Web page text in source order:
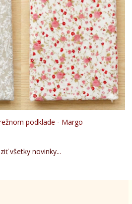
podklade - Margo
všetky novinky...